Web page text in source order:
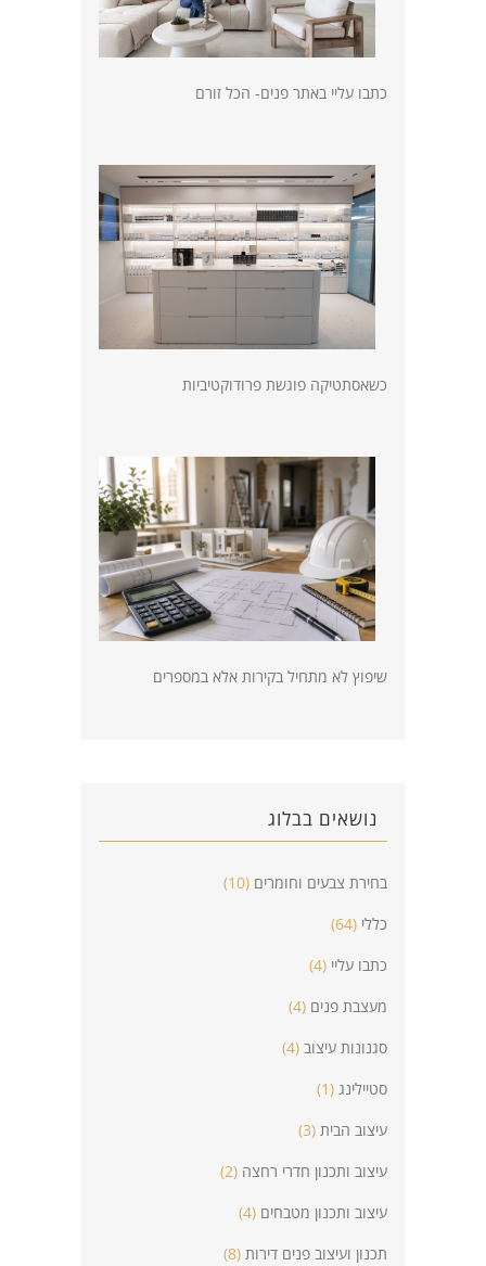
כתבו עליי באתר פנים- הכל זורם
כשאסתטיקה פוגשת פרודוקטיביות
שיפוץ לא מתחיל בקירות אלא במספרים
נושאים בבלוג
בחירת צבעים וחומרים (10)
כללי (64)
כתבו עליי (4)
מעצבת פנים (4)
סגנונות עיצוב (4)
סטיילינג (1)
עיצוב הבית (3)
עיצוב ותכנון חדרי רחצה (2)
עיצוב ותכנון מטבחים (4)
תכנון ועיצוב פנים דירות (8)